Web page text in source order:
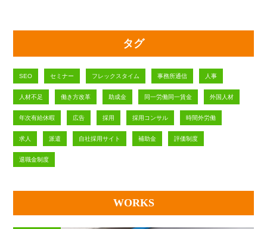
タグ
SEO セミナー フレックスタイム 事務所通信 人事
人材不足 働き方改革 助成金 同一労働同一賃金 外国人材
年次有給休暇 広告 採用 採用コンサル 時間外労働
求人 派遣 自社採用サイト 補助金 評価制度
退職金制度
WORKS